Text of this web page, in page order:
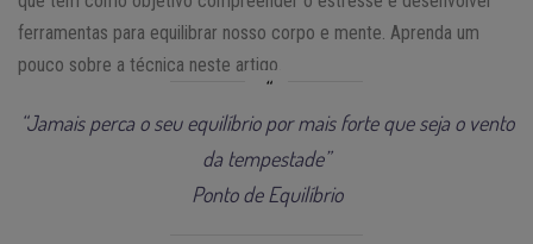
ferramentas para equilibrar nosso corpo e mente. Aprenda um
pouco sobre a técnica neste artigo.
“Jamais perca o seu equilíbrio por mais forte que seja o vento
da tempestade”
Ponto de Equilíbrio